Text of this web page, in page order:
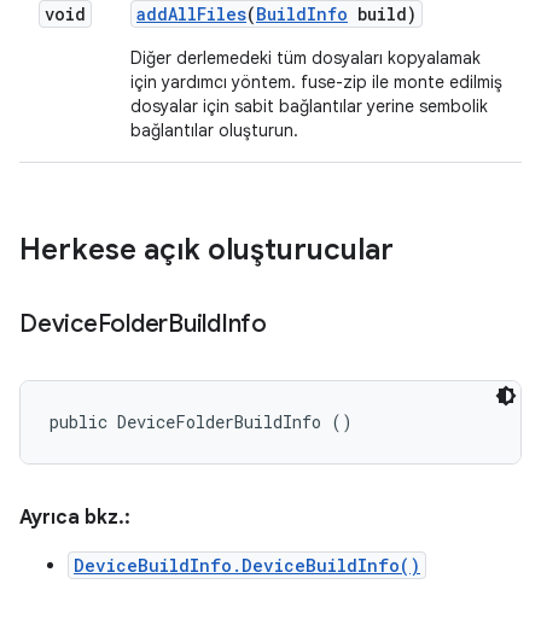
void addAllFiles(BuildInfo build)
Diğer derlemedeki tüm dosyaları kopyalamak
için yardımcı yöntem. fuse-zip ile monte edilmiş
dosyalar için sabit bağlantılar yerine sembolik
bağlantılar oluşturun.
Herkese açık oluşturucular
DeviceFolderBuildInfo
public DeviceFolderBuildInfo ()
Ayrıca bkz.:
DeviceBuildInfo.DeviceBuildInfo()